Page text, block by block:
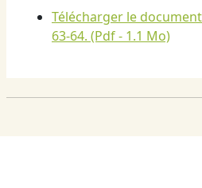
Télécharger le document
63-64. (Pdf - 1.1 Mo)